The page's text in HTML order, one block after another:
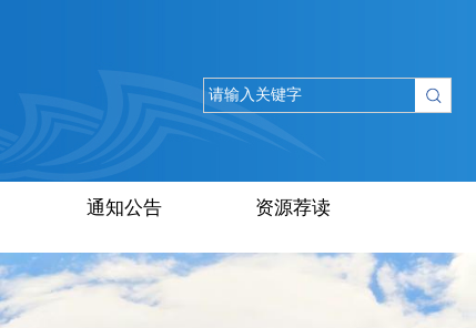
通知公告 资源荐读